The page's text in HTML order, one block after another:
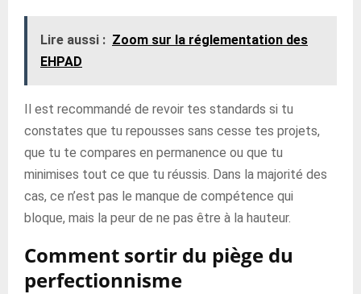
Lire aussi : Zoom sur la réglementation des
EHPAD
Il est recommandé de revoir tes standards si tu
constates que tu repousses sans cesse tes projets,
que tu te compares en permanence ou que tu
minimises tout ce que tu réussis. Dans la majorité des
cas, ce n’est pas le manque de compétence qui
bloque, mais la peur de ne pas être à la hauteur.
Comment sortir du piège du
perfectionnisme